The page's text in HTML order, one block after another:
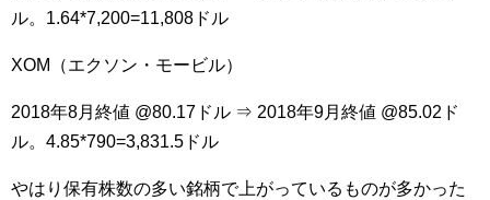
ル。1.64*7,200=11,808ドル
XOM（エクソン・モービル）
2018年8月終値 @80.17ドル ⇒ 2018年9月終値 @85.02ド
ル。4.85*790=3,831.5ドル
やはり保有株数の多い銘柄で上がっているものが多かった